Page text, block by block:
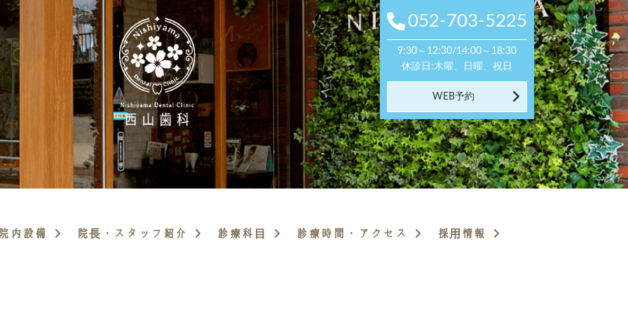
052-703-5225
9:30～12:30/14:00～18:30
休診日:木曜、日曜、祝日
WEB予約
052-703-5225
9:30～12:30/14:00～18:30
休診日:木曜、日曜、祝日
WEB予約
内設備 院長・スタッフ紹介 診療科目 診療時間・アクセス 採用情報